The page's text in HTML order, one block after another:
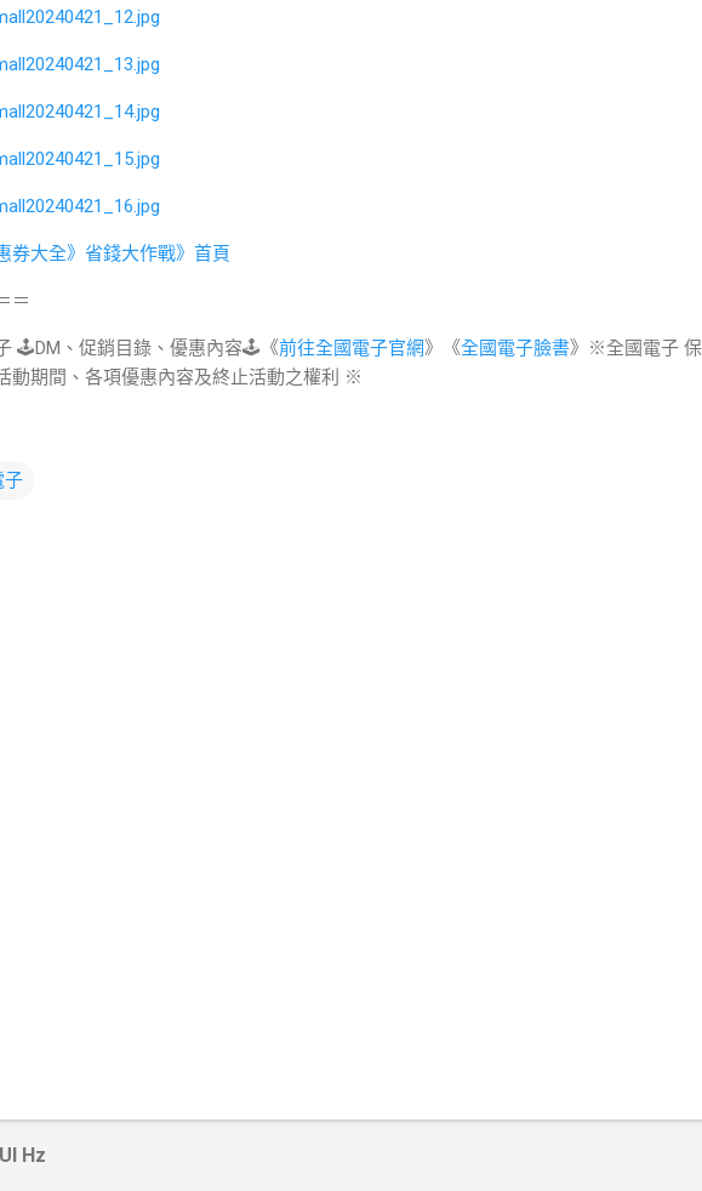
券大全》省錢大作戰》首頁
＝
🕹DM、促銷目錄、優惠內容🕹《前往全國電子官網》《全國電子臉書》※全國電子
動期間、各項優惠內容及終止活動之權利 ※
子
Hz